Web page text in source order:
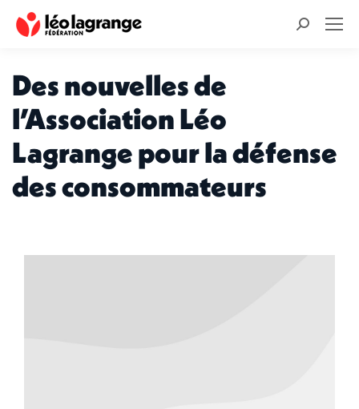
Recherche
Des nouvelles de
l’Association Léo
Lagrange pour la défense
des consommateurs